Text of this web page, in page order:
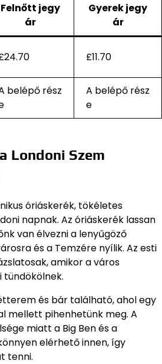
Felnőtt jegy
ár
Gyerek jegy
ár
£11.70
belépő rész
A belépő rész
e
Londoni Szem
óriáskerék, tökéletes
napnak. Az óriáskerék lassan
van élvezni a lenyűgöző
és a Temzére nyílik. Az esti
amikor a város
és bár található, ahol egy
mellett pihenhetünk meg. A
miatt a Big Ben és a
elérhető innen, így
tenni.